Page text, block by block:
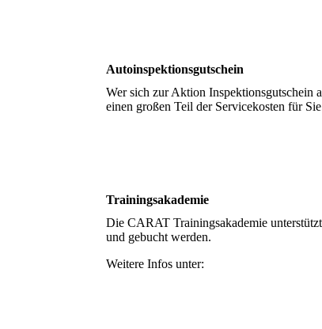
Autoinspektionsgutschein
Wer sich zur Aktion Inspektionsgutschein
einen großen Teil der Servicekosten für
Trainingsakademie
Die CARAT Trainingsakademie
und gebucht werden.
Weitere Infos unter: